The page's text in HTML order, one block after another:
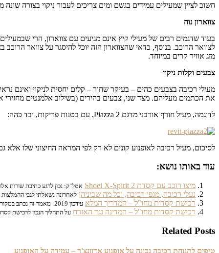
חשוב לציין שמעילים עמידים בגשם ומים צריכים לעבור ניקוי בצורה
צווארון נוח
בעוד שדגמים רבים של מעילי קיץ אינם מגיעים עם צווארון, הרי
לצוואר הרוכב. בנוסף, כדאי שהצווארון הזה יוכל להיסגר על צוואר
מזג אוויר קרים במיוחד.
צבעים וקלות ניקוי
מעילי רכיבה בצבעים כהים – בעיקר שחור – קלים יחסית לניקוי ואינם
את הכתמים מעליהם. מצד שני, צבעים בהירים (בשילוב אלמנטים
לדוגמה, מעיל חורף אורבני מדגם Piazza 2, עם בטנות פריקות, ובד כהה:
לסיכום, מעיל רכיבה לאופנוע קונים לא רק לפי המראה החיצוני שלו
עוד באותו נושא:
מיצו רוכב עם קסדת Shoei X-Spirit 2 אמל"ק: נכון לרגע כתיבת שורות
נעלי רכיבה, מגפי רכיבה, וכל מה שביניהן לאחרונה נשאלתי לגבי
רכישת קסדות מחו"ל – המדריך המלא עידכון 2019: מאמר זה נכתב במקור באוקטובר 2012. בשנת 2019...
רכישת קסדות מחו"ל – המדינה נגד האזרח על התהליך הנכון לרכישת קסדה
Related Posts
טיפים לתנוחת רכיבה נכונה על אופנוע אדוונצ'ר – עמידה על האופנוע